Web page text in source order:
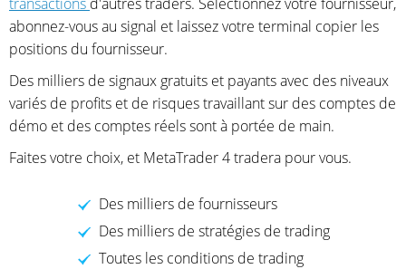
abonnez-vous au signal et laissez votre terminal copier les
positions du fournisseur.
Des milliers de signaux gratuits et payants avec des niveaux
variés de profits et de risques travaillant sur des comptes de
démo et des comptes réels sont à portée de main.
Faites votre choix, et MetaTrader 4 tradera pour vous.
Des milliers de fournisseurs
Des milliers de stratégies de trading
Toutes les conditions de trading